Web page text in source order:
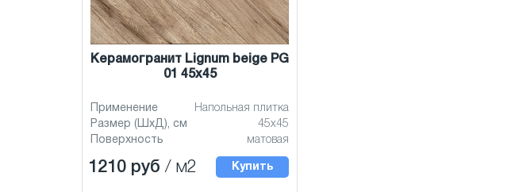
Керамогранит Lignum beige PG
01 45x45
Применение
Напольная плитка
Размер (ШхД), см
45x45
Поверхность
матовая
1210 руб / м2 Купить